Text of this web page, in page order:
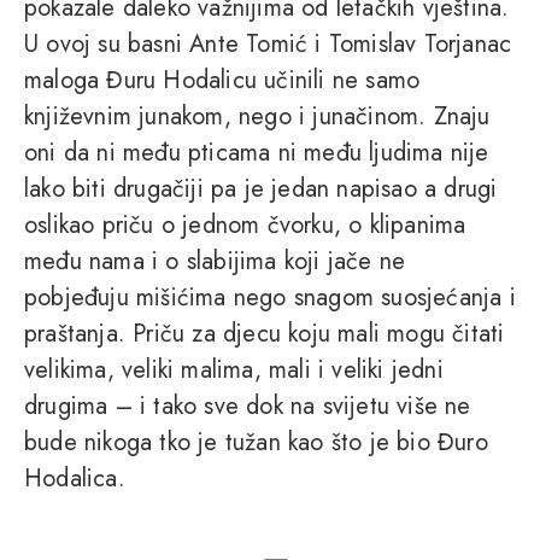
pokazale daleko važnijima od letačkih vještina.
U ovoj su basni Ante Tomić i Tomislav Torjanac
maloga Đuru Hodalicu učinili ne samo
književnim junakom, nego i junačinom. Znaju
oni da ni među pticama ni među ljudima nije
lako biti drugačiji pa je jedan napisao a drugi
oslikao priču o jednom čvorku, o klipanima
među nama i o slabijima koji jače ne
pobjeđuju mišićima nego snagom suosjećanja i
praštanja. Priču za djecu koju mali mogu čitati
velikima, veliki malima, mali i veliki jedni
drugima – i tako sve dok na svijetu više ne
bude nikoga tko je tužan kao što je bio Đuro
Hodalica.